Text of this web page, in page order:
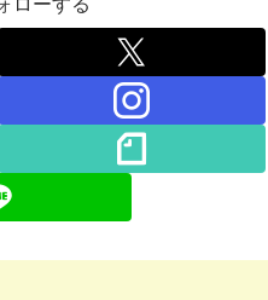
ローする